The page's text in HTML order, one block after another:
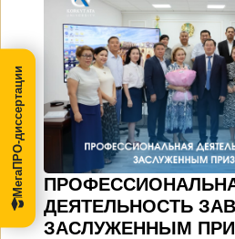
ДЕЯТЕЛЬНОСТЬ
ЗАСЛУЖЕННЫМ
МегаПРО-диссертации